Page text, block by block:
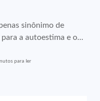
sinônimo de
a autoestima e o...
para ler